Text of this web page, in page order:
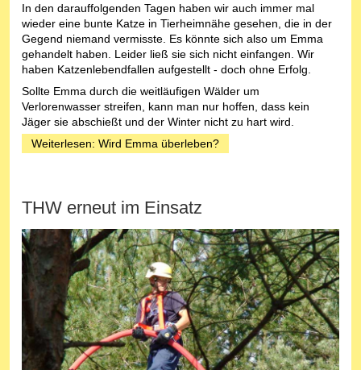
In den darauffolgenden Tagen haben wir auch immer mal
wieder eine bunte Katze in Tierheimnähe gesehen, die in der
Gegend niemand vermisste. Es könnte sich also um Emma
gehandelt haben. Leider ließ sie sich nicht einfangen. Wir
haben Katzenlebendfallen aufgestellt - doch ohne Erfolg.
Sollte Emma durch die weitläufigen Wälder um
Verlorenwasser streifen, kann man nur hoffen, dass kein
Jäger sie abschießt und der Winter nicht zu hart wird.
Weiterlesen: Wird Emma überleben?
THW erneut im Einsatz